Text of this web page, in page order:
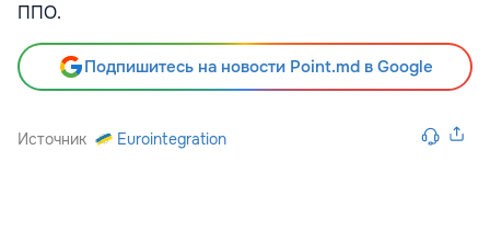
ППО.
Подпишитесь на новости Point.md в Google
Источник Eurointegration